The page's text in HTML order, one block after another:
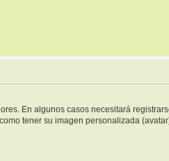
En algunos casos necesitará
tener su imagen personalizada